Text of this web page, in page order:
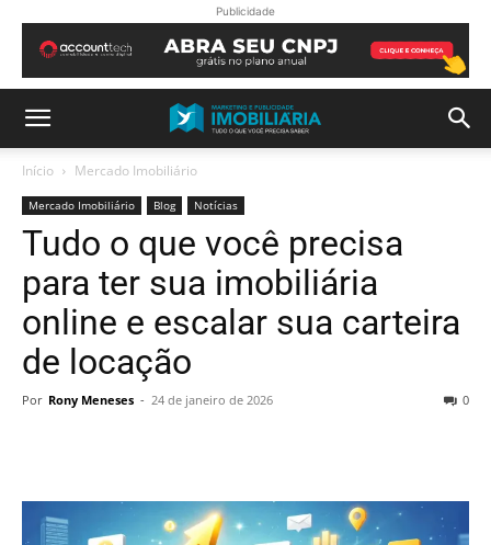
Publicidade
Início Mercado Imobiliário
Mercado Imobiliário Blog Notícias
Tudo o que você precisa
para ter sua imobiliária
online e escalar sua carteira
de locação
Por Rony Meneses - 24 de janeiro de 2026 0